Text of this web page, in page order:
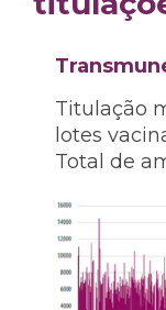
Titulação
lotes
Total de